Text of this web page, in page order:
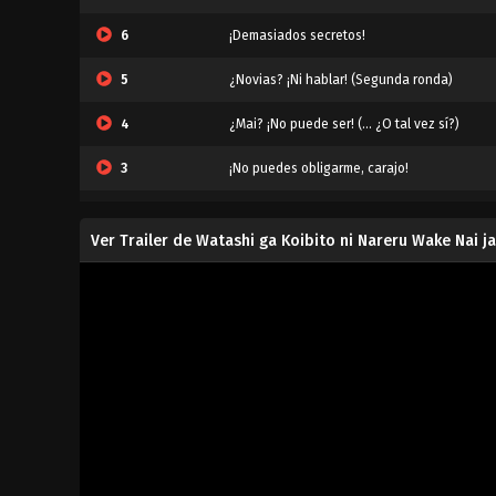
6 ¡Demasiados secretos!
5 ¿Novias? ¡Ni hablar! (Segunda ronda)
4 ¿Mai? ¡No puede ser! (... ¿O tal vez sí?)
3 ¡No puedes obligarme, carajo!
Ver Trailer de Watashi ga Koibito ni Nareru Wake Nai